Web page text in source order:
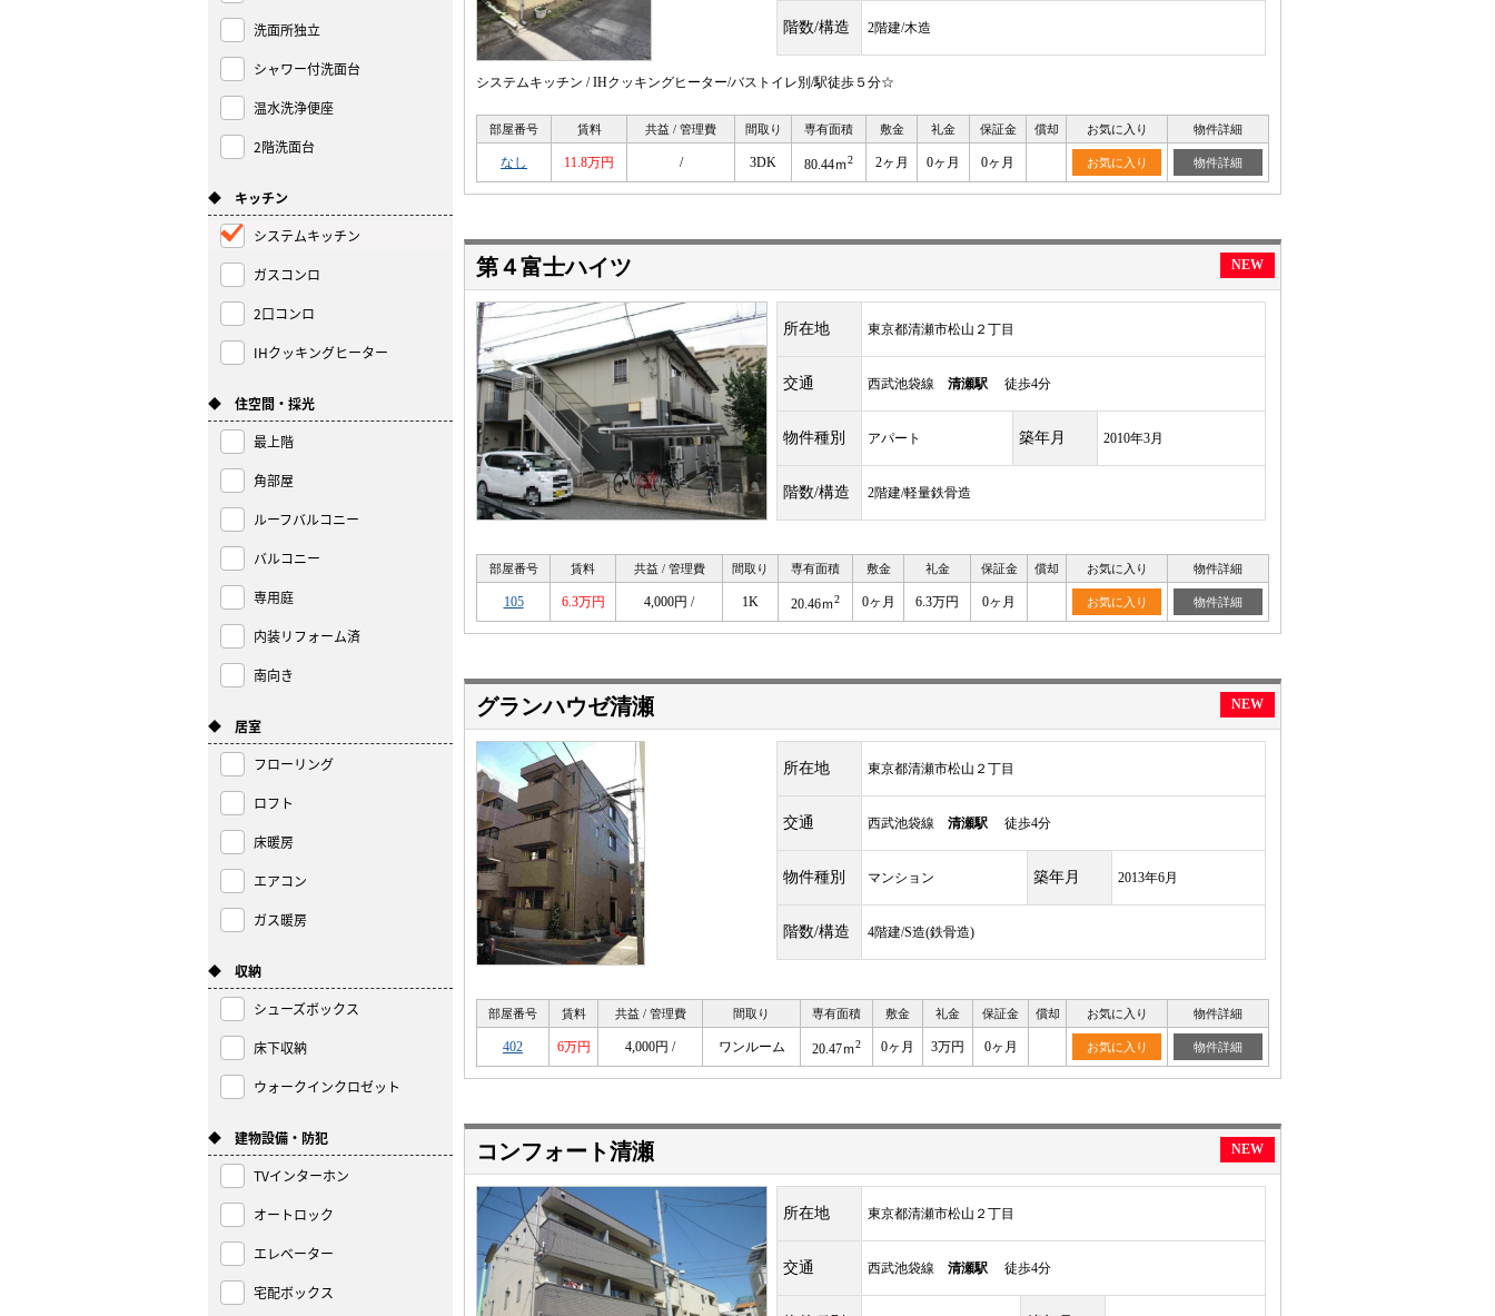
階数/構造 2階建/木造
システムキッチン / IHクッキングヒーター/バストイレ別/駅徒歩５分☆
部屋番号 賃料 共益 / 管理費 間取り 専有面積 敷金 礼金 保証金 償却 お気に入り 物件詳細
なし 11.8万円 / 3DK 80.44ｍ2 2ヶ月 0ヶ月 0ヶ月 お気に入り 物件詳細
第４富士ハイツ NEW
所在地 東京都清瀬市松山２丁目
交通 西武池袋線 清瀬駅 徒歩4分
物件種別 アパート 築年月 2010年3月
階数/構造 2階建/軽量鉄骨造
部屋番号 賃料 共益 / 管理費 間取り 専有面積 敷金 礼金 保証金 償却 お気に入り 物件詳細
105 6.3万円 4,000円 / 1K 20.46ｍ2 0ヶ月 6.3万円 0ヶ月 お気に入り 物件詳細
グランハウゼ清瀬 NEW
所在地 東京都清瀬市松山２丁目
交通 西武池袋線 清瀬駅 徒歩4分
物件種別 マンション 築年月 2013年6月
階数/構造 4階建/S造(鉄骨造)
部屋番号 賃料 共益 / 管理費 間取り 専有面積 敷金 礼金 保証金 償却 お気に入り 物件詳細
402 6万円 4,000円 / ワンルーム 20.47ｍ2 0ヶ月 3万円 0ヶ月 お気に入り 物件詳細
コンフォート清瀬 NEW
所在地 東京都清瀬市松山２丁目
交通 西武池袋線 清瀬駅 徒歩4分
洗面所独立
シャワー付洗面台
温水洗浄便座
2階洗面台
◆ キッチン
システムキッチン
ガスコンロ
2口コンロ
IHクッキングヒーター
◆ 住空間・採光
最上階
角部屋
ルーフバルコニー
バルコニー
専用庭
内装リフォーム済
南向き
◆ 居室
フローリング
ロフト
床暖房
エアコン
ガス暖房
◆ 収納
シューズボックス
床下収納
ウォークインクロゼット
◆ 建物設備・防犯
TVインターホン
オートロック
エレベーター
宅配ボックス